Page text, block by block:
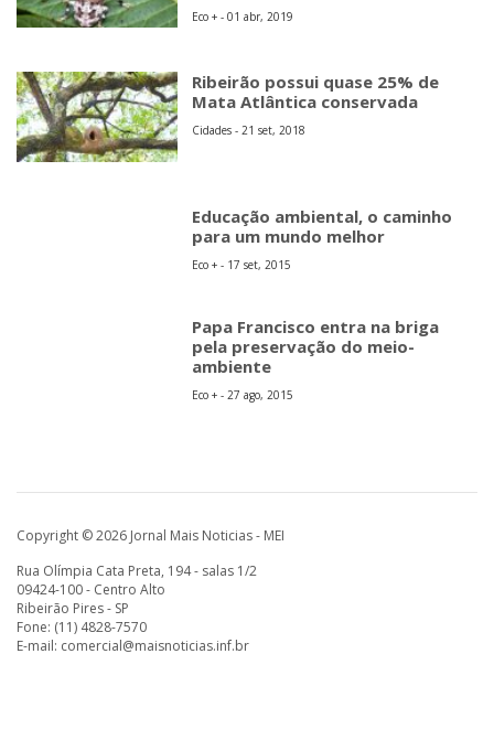
Eco + - 01 abr, 2019
Ribeirão possui quase 25% de
Mata Atlântica conservada
Cidades - 21 set, 2018
Educação ambiental, o caminho
para um mundo melhor
Eco + - 17 set, 2015
Papa Francisco entra na briga
pela preservação do meio-
ambiente
Eco + - 27 ago, 2015
Copyright © 2026 Jornal Mais Noticias - MEI
Rua Olímpia Cata Preta, 194 - salas 1/2
09424-100 - Centro Alto
Ribeirão Pires - SP
Fone: (11) 4828-7570
E-mail: comercial@maisnoticias.inf.br